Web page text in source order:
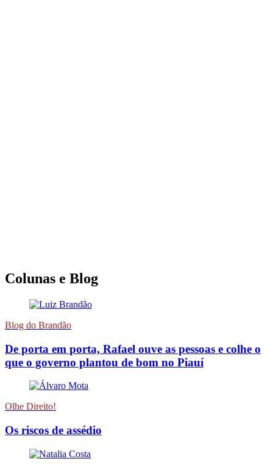
Colunas e Blog
Blog do Brandão
De porta em porta, Rafael ouve as pessoas e colhe o
que o governo plantou de bom no Piauí
Olhe Direito!
Os riscos de assédio